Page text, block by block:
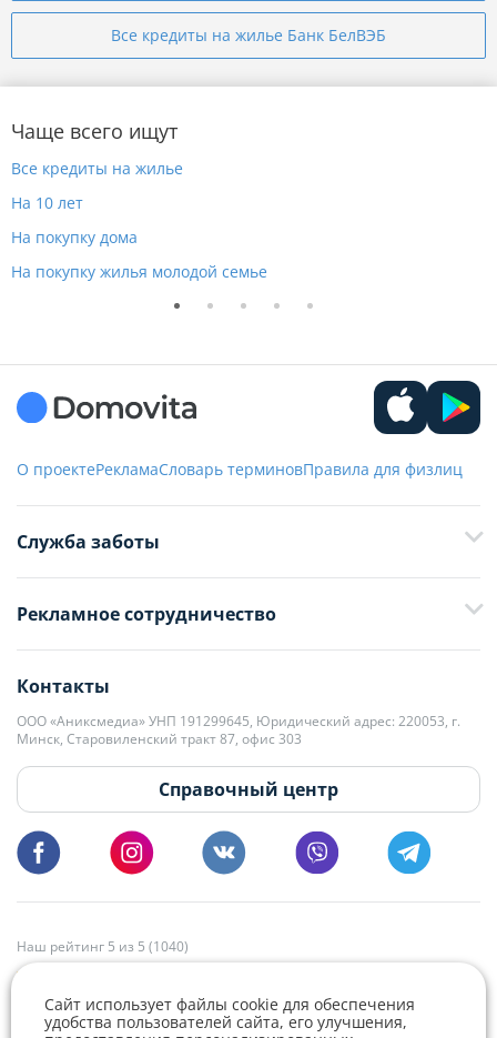
Все кредиты на жилье Банк БелВЭБ
Чаще всего ищут
Все кредиты на жилье
На 10 лет
На покупку дома
На покупку жилья молодой семье
О проектеРекламаСловарь терминовПравила для физлиц
Служба заботы
+375 29 376-13-70
+375 33 376-13-70
editor@domovita.by
Мы принимаем звонки и отвечаем на письма в будние дни с 9:00 до
18:00.
Рекламное сотрудничество
+375 29 563-15-61 Кристина Филюта
kb@domovita.by
+375 29 179-11-28 Владислав Гладченко
vg@domovita.by
Пишите и звоните нам в будние дни с 8:00 до 20:00.
Контакты
ООО «Аниксмедиа» УНП 191299645, Юридический адрес: 220053, г.
Минск, Старовиленский тракт 87, офис 303
Справочный центр
Наш рейтинг 5 из 5 (1040)
Сайт использует файлы cookie для обеспечения
удобства пользователей сайта, его улучшения,